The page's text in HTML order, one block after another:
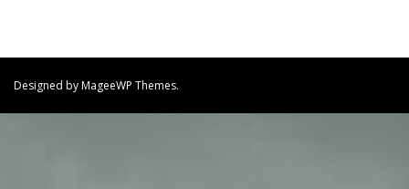
Designed by MageeWP Themes.